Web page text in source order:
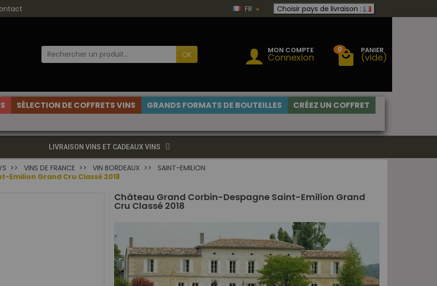
FR Choisir pays de livraison :
OK MON COMPTE
Connexion
0 PANIER
(vide)
SÉLECTION DE COFFRETS VINS GRANDS FORMATS DE BOUTEILLES
CRÉEZ UN COFFRET
LIVRAISON VINS ET CADEAUX VINS
VINS DE FRANCE VIN BORDEAUX
SAINT-EMILION
Grand Cru Classé 2018
Château Grand Corbin-Despagne Saint-Emilion Grand
Cru Classé 2018